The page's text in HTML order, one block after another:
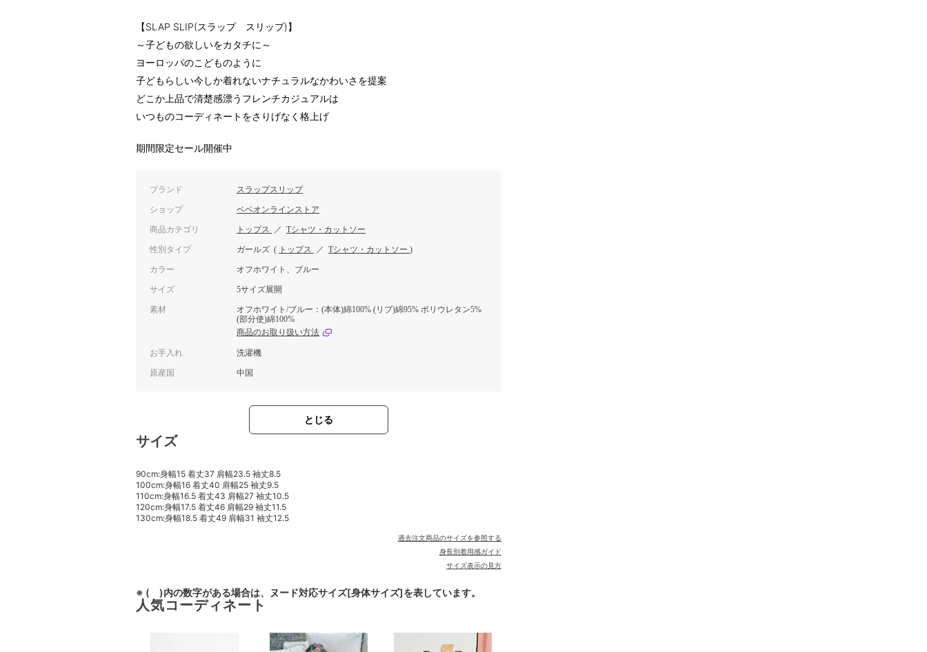
【SLAP SLIP(スラップ スリップ)】
～子どもの欲しいをカタチに～
ヨーロッパのこどものように
子どもらしい今しか着れないナチュラルなかわいさを提案
どこか上品で清楚感漂うフレンチカジュアルは
いつものコーディネートをさりげなく格上げ
期間限定セール開催中
ブランド スラップスリップ
ショップ ベベオンラインストア
商品カテゴリ トップス ／ Tシャツ・カットソー
性別タイプ ガールズ ( トップス ／ Tシャツ・カットソー )
カラー オフホワイト、ブルー
サイズ 5サイズ展開
素材
オフホワイト/ブルー：(本体)綿100% (リブ)綿95% ポリウレタン5%
(部分使)綿100%
商品のお取り扱い方法
お手入れ 洗濯機
原産国 中国
とじる
サイズ
90cm:身幅15 着丈37 肩幅23.5 袖丈8.5
100cm:身幅16 着丈40 肩幅25 袖丈9.5
110cm:身幅16.5 着丈43 肩幅27 袖丈10.5
120cm:身幅17.5 着丈46 肩幅29 袖丈11.5
130cm:身幅18.5 着丈49 肩幅31 袖丈12.5
過去注文商品のサイズを参照する
身長別着用感ガイド
サイズ表示の見方
※ ( )内の数字がある場合は、ヌード対応サイズ[身体サイズ]を表しています。
人気コーディネート